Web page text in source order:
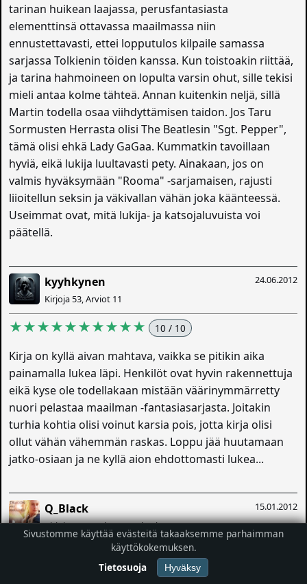
tarinan huikean laajassa, perusfantasiasta
elementtinsä ottavassa maailmassa niin
ennustettavasti, ettei lopputulos kilpaile samassa
sarjassa Tolkienin töiden kanssa. Kun toistoakin riittää,
ja tarina hahmoineen on lopulta varsin ohut, sille tekisi
mieli antaa kolme tähteä. Annan kuitenkin neljä, sillä
Martin todella osaa viihdyttämisen taidon. Jos Taru
Sormusten Herrasta olisi The Beatlesin "Sgt. Pepper",
tämä olisi ehkä Lady GaGaa. Kummatkin tavoillaan
hyviä, eikä lukija luultavasti pety. Ainakaan, jos on
valmis hyväksymään "Rooma" -sarjamaisen, rajusti
liioitellun seksin ja väkivallan vähän joka käänteessä.
Useimmat ovat, mitä lukija- ja katsojaluvuista voi
päätellä.
24.06.2012
kyyhkynen
Kirjoja 53, Arviot 11
★★★★★★★★★★ 10 / 10
Kirja on kyllä aivan mahtava, vaikka se pitikin aika
painamalla lukea läpi. Henkilöt ovat hyvin rakennettuja
eikä kyse ole todellakaan mistään väärinymmärretty
nuori pelastaa maailman -fantasiasarjasta. Joitakin
turhia kohtia olisi voinut karsia pois, jotta kirja olisi
ollut vähän vähemmän raskas. Loppu jää huutamaan
jatko-osiaan ja ne kyllä aion ehdottomasti lukea...
15.01.2012
Q_Black
Kirjoja 293, Arviot 286, Viestit 117
★★★★★★☆☆☆☆ 6 / 10
Sivustomme käyttää evästeitä takaaksemme parhaimman
käyttökokemuksen.
Tietosuoja
Hyväksy